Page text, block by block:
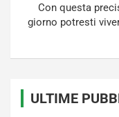
Con questa
giorno potresti
ULTIME